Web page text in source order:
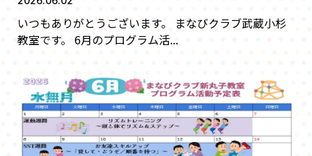
いつもありがとうございます。 まなびクラブ武蔵小杉
教室です。 6月のプログラム活...